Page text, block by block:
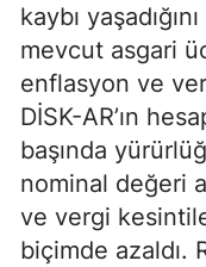
kaybı
mevcut asgari
enflasyon ve
DİSK-AR’ın
başında
nominal değeri
ve vergi
biçimde azaldı.